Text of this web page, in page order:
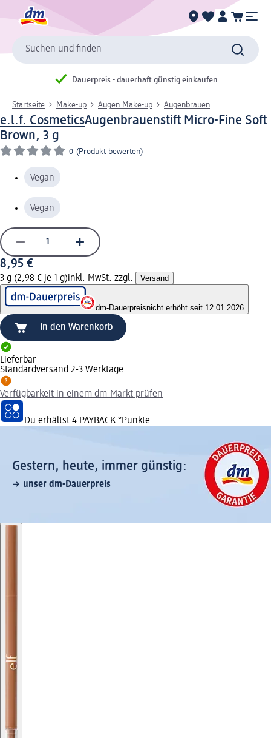
Suchen und finden
Dauerpreis - dauerhaft günstig einkaufen
Startseite Make-up Augen Make-up Augenbrauen
e.l.f. CosmeticsAugenbrauenstift Micro-Fine Soft
Brown, 3 g
0 (Produkt bewerten)
Vegan
Vegan
8,95 €
3 g (2,98 € je 1 g)inkl. MwSt. zzgl. Versand
dm-Dauerpreisnicht erhöht seit 12.01.2026
In den Warenkorb
Lieferbar
Standardversand 2-3 Werktage
Verfügbarkeit in einem dm-Markt prüfen
Du erhältst 4 PAYBACK °Punkte
Gestern, heute, immer günstig:
unser dm-Dauerpreis